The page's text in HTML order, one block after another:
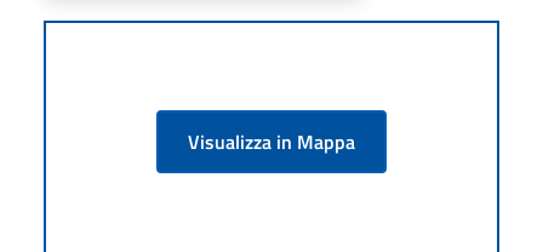
Visualizza in Mappa